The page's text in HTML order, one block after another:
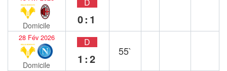
Domicile 0:1
28 Fév 2026
Domicile
D
1:2
55`